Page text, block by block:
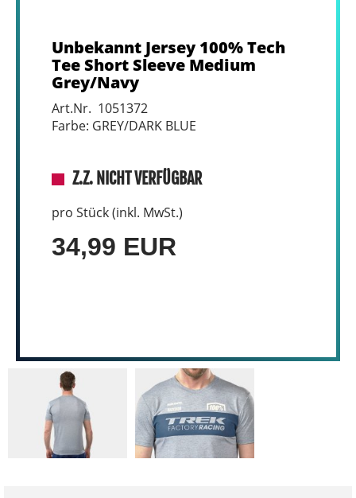
Unbekannt Jersey 100% Tech
Tee Short Sleeve Medium
Grey/Navy
Art.Nr. 1051372
Farbe: GREY/DARK BLUE
Z.Z. NICHT VERFÜGBAR
pro Stück (inkl. MwSt.)
34,99 EUR